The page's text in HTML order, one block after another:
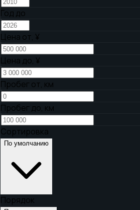
Год до
Цена от, ¥
Цена до, ¥
Пробег от, км
Пробег до, км
Сортировка
По умолчанию
Порядок